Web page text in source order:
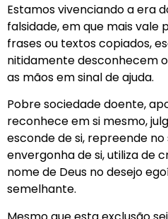
Estamos vivenciando a era
falsidade, em que mais vale
frases ou textos copiados,
nitidamente desconhecem
as mãos em sinal de ajuda.
Pobre sociedade doente,
reconhece em si mesmo,
esconde de si, repreende
envergonha de si, utiliza de
nome de Deus no desejo
semelhante.